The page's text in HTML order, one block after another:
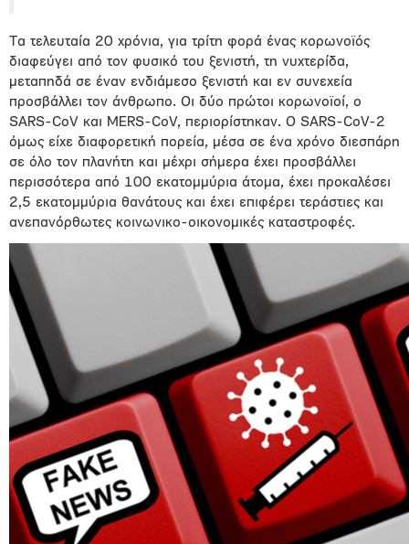
Τα τελευταία 20 χρόνια, για τρίτη φορά ένας κορωνοϊός
διαφεύγει από τον φυσικό του ξενιστή, τη νυχτερίδα,
μεταπηδά σε έναν ενδιάμεσο ξενιστή και εν συνεχεία
προσβάλλει τον άνθρωπο. Οι δύο πρώτοι κορωνοϊοί, ο
SARS-CoV και MERS-CoV, περιορίστηκαν. Ο SARS-CοV-2
όμως είχε διαφορετική πορεία, μέσα σε ένα χρόνο διεσπάρη
σε όλο τον πλανήτη και μέχρι σήμερα έχει προσβάλλει
περισσότερα από 100 εκατομμύρια άτομα, έχει προκαλέσει
2,5 εκατομμύρια θανάτους και έχει επιφέρει τεράστιες και
ανεπανόρθωτες κοινωνικο-οικονομικές καταστροφές.